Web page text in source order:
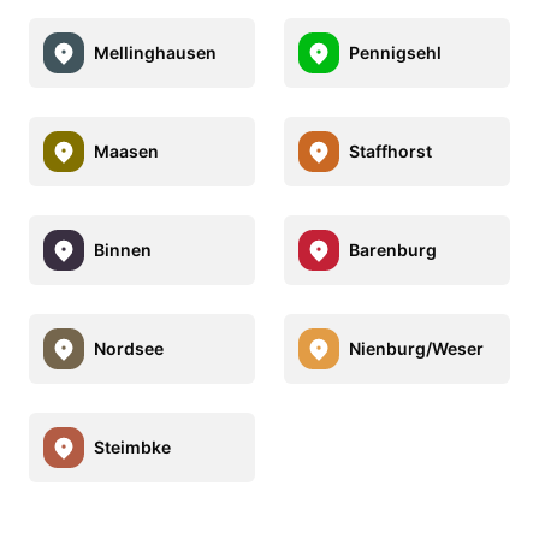
Mellinghausen Pennigsehl
Maasen Staffhorst
Binnen Barenburg
Nordsee Nienburg/Weser
Steimbke